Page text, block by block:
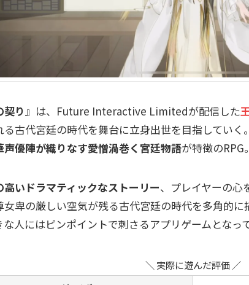
契り』は、Future Interactive Limitedが配信した
る古代宮廷の時代を舞台に立身出世を目指してい
声優陣が織りなす愛憎渦巻く宮廷物語が特徴のRPG。
高いドラマティックなストーリー、プレイヤーの心
女卑の厳しい空気が残る古代宮廷の時代を多角的に
な人にはピンポイントで刺さるアプリゲームとなっ
＼ 実際に遊んだ評価 ／